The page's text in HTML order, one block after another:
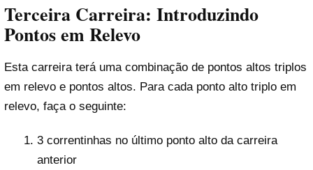
Terceira Carreira: Introduzindo
Pontos em Relevo
Esta carreira terá uma combinação de pontos altos triplos
em relevo e pontos altos. Para cada ponto alto triplo em
relevo, faça o seguinte:
3 correntinhas no último ponto alto da carreira
anterior